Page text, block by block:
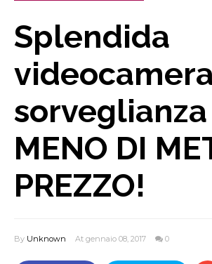
Splendida
sorveglianza
MENO DI
PREZZO!
By Unknown At gennaio 08, 2017 0